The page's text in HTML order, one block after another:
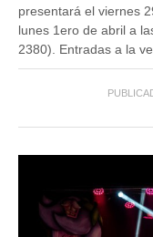
presentará el viernes
lunes 1ero de abril a
2380). Entradas a la